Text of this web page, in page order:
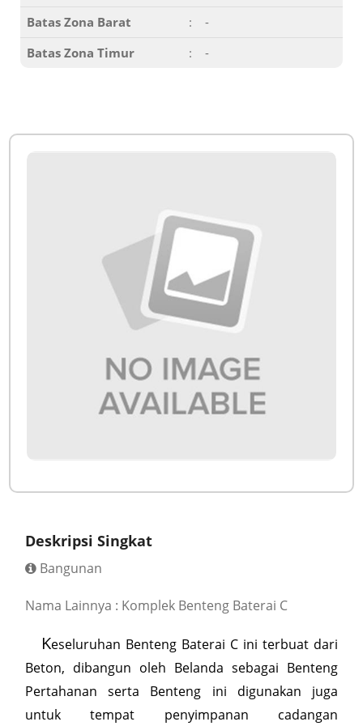
Batas Zona Barat
:
-
Batas Zona Timur
: -
Deskripsi Singkat
Bangunan
Nama Lainnya : Komplek Benteng Baterai C
Keseluruhan Benteng Baterai C ini terbuat dari
Beton, dibangun oleh Belanda sebagai Benteng
Pertahanan serta Benteng ini digunakan juga
untuk tempat penyimpanan cadangan